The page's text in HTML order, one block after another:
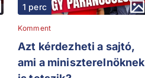
1 perc
Komment
Azt kérdezheti a sajtó,
ami a miniszterelnöknek